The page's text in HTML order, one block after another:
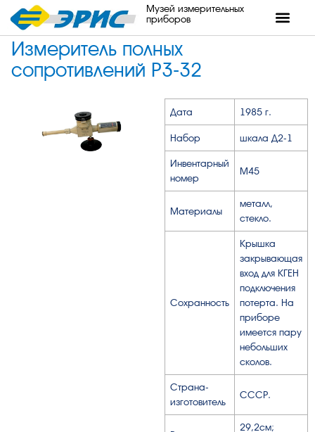
Музей измерительных
приборов
Измеритель полных
сопротивлений Р3-32
Дата 1985 г.
Набор шкала Д2-1
Инвентарный
номер
М45
Материалы
металл,
стекло.
Сохранность
Крышка
закрывающая
вход для КГЕН
подключения
потерта. На
приборе
имеется пару
небольших
сколов.
Страна-
изготовитель
СССР.
29,2см;